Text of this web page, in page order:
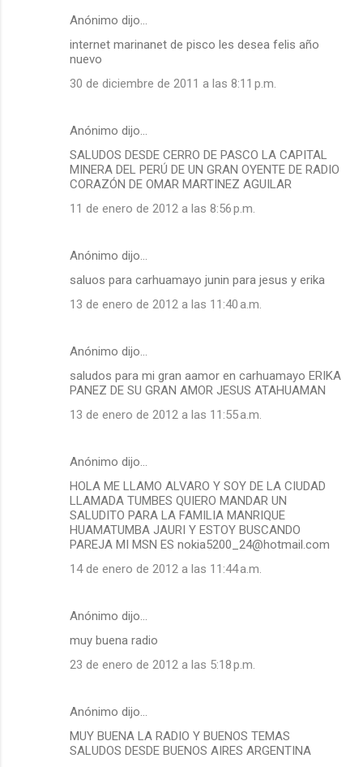
Anónimo dijo…
internet marinanet de pisco les desea felis año
nuevo
30 de diciembre de 2011 a las 8:11 p.m.
Anónimo dijo…
SALUDOS DESDE CERRO DE PASCO LA CAPITAL
MINERA DEL PERÚ DE UN GRAN OYENTE DE RADIO
CORAZÓN DE OMAR MARTINEZ AGUILAR
11 de enero de 2012 a las 8:56 p.m.
Anónimo dijo…
saluos para carhuamayo junin para jesus y erika
13 de enero de 2012 a las 11:40 a.m.
Anónimo dijo…
saludos para mi gran aamor en carhuamayo ERIKA
PANEZ DE SU GRAN AMOR JESUS ATAHUAMAN
13 de enero de 2012 a las 11:55 a.m.
Anónimo dijo…
HOLA ME LLAMO ALVARO Y SOY DE LA CIUDAD
LLAMADA TUMBES QUIERO MANDAR UN
SALUDITO PARA LA FAMILIA MANRIQUE
HUAMATUMBA JAURI Y ESTOY BUSCANDO
PAREJA MI MSN ES nokia5200_24@hotmail.com
14 de enero de 2012 a las 11:44 a.m.
Anónimo dijo…
muy buena radio
23 de enero de 2012 a las 5:18 p.m.
Anónimo dijo…
MUY BUENA LA RADIO Y BUENOS TEMAS
SALUDOS DESDE BUENOS AIRES ARGENTINA